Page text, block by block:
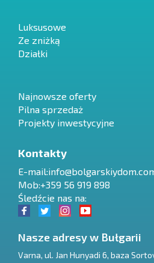
Luksusowe
Ze zniżką
Działki
Najnowsze oferty
Pilna sprzedaż
Projekty inwestycyjne
Kontakty
E-mail:
Mob:+359 56 919 898
Śledźcie nas na:
Nasze adresy w Bułgarii
Varna, ul. Jan Hunyadi 6, baza